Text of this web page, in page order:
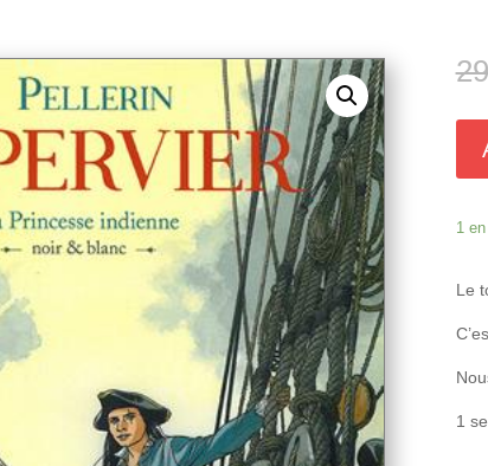
1
Le
1